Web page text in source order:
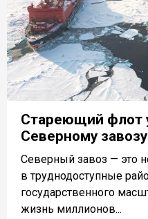
Стареющий флот
Северному завозу
Северный завоз — это
в труднодоступные
государственного
жизнь миллионов...